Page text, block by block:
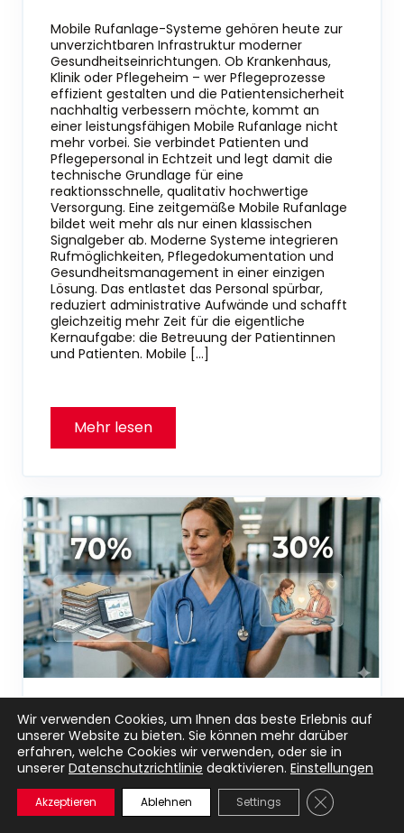
Mobile Rufanlage-Systeme gehören heute zur
unverzichtbaren Infrastruktur moderner
Gesundheitseinrichtungen. Ob Krankenhaus,
Klinik oder Pflegeheim – wer Pflegeprozesse
effizient gestalten und die Patientensicherheit
nachhaltig verbessern möchte, kommt an
einer leistungsfähigen Mobile Rufanlage nicht
mehr vorbei. Sie verbindet Patienten und
Pflegepersonal in Echtzeit und legt damit die
technische Grundlage für eine
reaktionsschnelle, qualitativ hochwertige
Versorgung. Eine zeitgemäße Mobile Rufanlage
bildet weit mehr als nur einen klassischen
Signalgeber ab. Moderne Systeme integrieren
Rufmöglichkeiten, Pflegedokumentation und
Gesundheitsmanagement in einer einzigen
Lösung. Das entlastet das Personal spürbar,
reduziert administrative Aufwände und schafft
gleichzeitig mehr Zeit für die eigentliche
Kernaufgabe: die Betreuung der Patientinnen
und Patienten. Mobile […]
Pflege vs. Bürokratie – wer
gewinnt?
15. April 2026
Das moderne Gesundheitswesen befindet sich
Wir verwenden Cookies, um Ihnen das beste Erlebnis auf
unserer Website zu bieten. Sie können mehr darüber
erfahren, welche Cookies wir verwenden, oder sie in
unserer Datenschutzrichtlinie deaktivieren. Einstellungen
Akzeptieren Ablehnen Settings GDPR